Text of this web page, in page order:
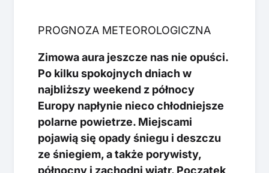
PROGNOZA METEOROLOGICZNA
Zimowa aura jeszcze nas nie opuści.
Po kilku spokojnych dniach w
najbliższy weekend z północy
Europy napłynie nieco chłodniejsze
polarne powietrze. Miejscami
pojawią się opady śniegu i deszczu
ze śniegiem, a także porywisty,
północny i zachodni wiatr. Początek